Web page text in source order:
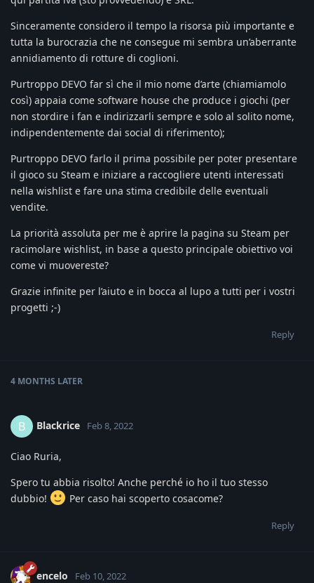
Sinceramente considero il tempo la risorsa più importante e
tutta la burocrazia che ne consegue mi sembra un’aberrante
annidiamento di rotture di coglioni.
Purtroppo DEVO far sì che il mio nome d’arte (chiamiamolo
così) appaia come software house che produce i giochi (per
non stordire i fan e indirizzarli sempre e solo al solito nome,
indipendentemente dai social di riferimento);
Purtroppo DEVO farlo il prima possibile per poter presentare
il gioco su Steam e iniziare a raccogliere utenti interessati
nella wishlist e fare una stima credibile delle eventuali
vendite.
La priorità assoluta per me è aprire la pagina su Steam per
racimolare wishlist, in base a questo principale obiettivo voi
come vi muovereste?
Grazie infinite per l’aiuto e in bocca al lupo a tutti per i vostri
progetti ;-)
Reply
4 MONTHS LATER
B Blackrice Feb 8, 2022
Ciao Ruria,
Spero tu abbia risolto! Anche perché io ho il tuo stesso
dubbio!
Per caso hai scoperto cosacome?
Reply
encelo Feb 10, 2022